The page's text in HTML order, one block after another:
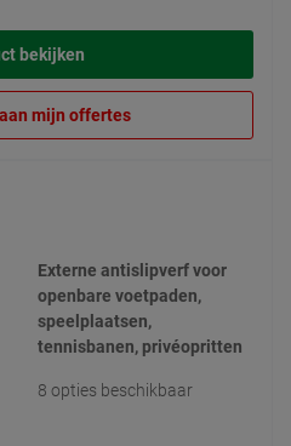
bekijken
mijn offertes
Externe antislipverf voor
openbare voetpaden,
speelplaatsen,
tennisbanen, privéopritten
8 opties beschikbaar